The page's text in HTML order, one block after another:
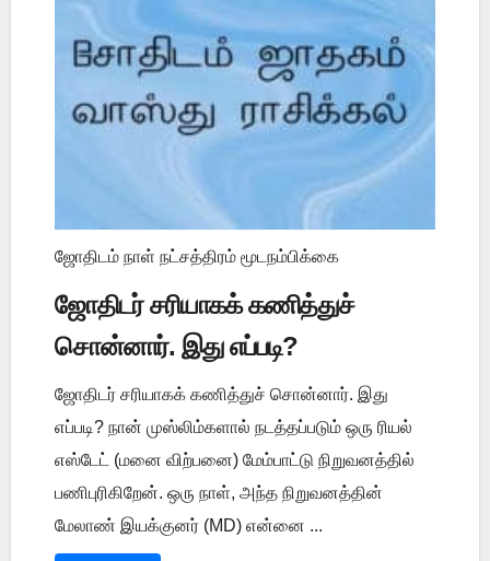
ஜோதிடம் நாள் நட்சத்திரம் மூடநம்பிக்கை
ஜோதிடர் சரியாகக் கணித்துச்
சொன்னார். இது எப்படி?
ஜோதிடர் சரியாகக் கணித்துச் சொன்னார். இது
எப்படி? நான் முஸ்லிம்களால் நடத்தப்படும் ஒரு ரியல்
எஸ்டேட் (மனை விற்பனை) மேம்பாட்டு நிறுவனத்தில்
பணிபுரிகிறேன். ஒரு நாள், அந்த நிறுவனத்தின்
மேலாண் இயக்குனர் (MD) என்னை ...